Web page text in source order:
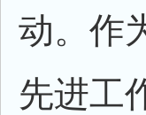
动。作
先进工